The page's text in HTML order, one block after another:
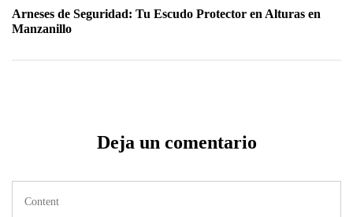
Arneses de Seguridad: Tu Escudo Protector en Alturas en
Manzanillo
Deja un comentario